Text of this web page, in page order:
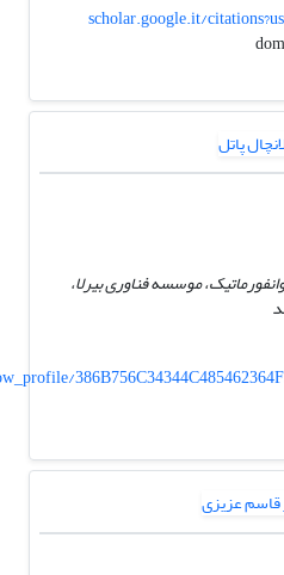
scholar.google.it/
موسسه فناوری بیرلا،